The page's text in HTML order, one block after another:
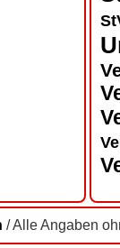
/ Alle Angaben